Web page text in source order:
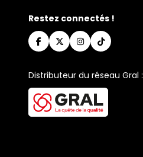
Restez connectés !
Distributeur du réseau Gral :